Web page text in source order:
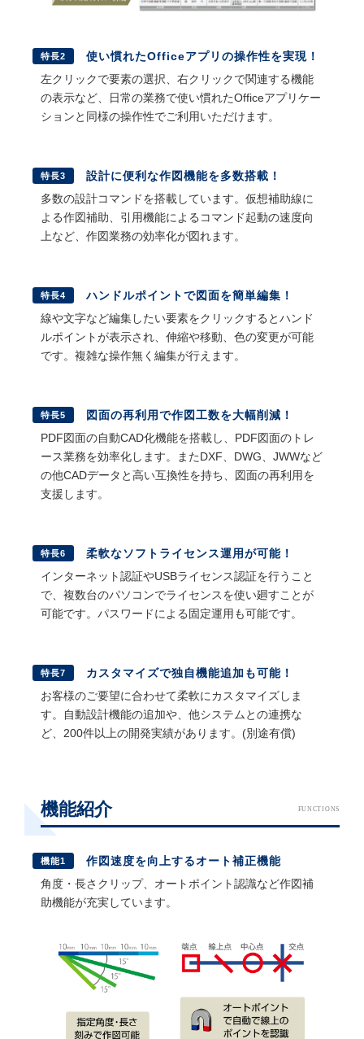
特長2
使い慣れたOfficeアプリの操作性を実現！
左クリックで要素の選択、右クリックで関連する機能
の表示など、日常の業務で使い慣れたOfficeアプリケー
ションと同様の操作性でご利用いただけます。
特長3
設計に便利な作図機能を多数搭載！
多数の設計コマンドを搭載しています。仮想補助線に
よる作図補助、引用機能によるコマンド起動の速度向
上など、作図業務の効率化が図れます。
特長4
ハンドルポイントで図面を簡単編集！
線や文字など編集したい要素をクリックするとハンド
ルポイントが表示され、伸縮や移動、色の変更が可能
です。複雑な操作無く編集が行えます。
特長5
図面の再利用で作図工数を大幅削減！
PDF図面の自動CAD化機能を搭載し、PDF図面のトレ
ース業務を効率化します。またDXF、DWG、JWWなど
の他CADデータと高い互換性を持ち、図面の再利用を
支援します。
特長6
柔軟なソフトライセンス運用が可能！
インターネット認証やUSBライセンス認証を行うこと
で、複数台のパソコンでライセンスを使い廻すことが
可能です。パスワードによる固定運用も可能です。
特長7
カスタマイズで独自機能追加も可能！
お客様のご要望に合わせて柔軟にカスタマイズしま
す。自動設計機能の追加や、他システムとの連携な
ど、200件以上の開発実績があります。(別途有償)
機能紹介 FUNCTIONS
機能1
作図速度を向上するオート補正機能
角度・長さクリップ、オートポイント認識など作図補
助機能が充実しています。